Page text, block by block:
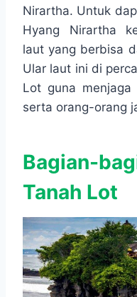
Nirartha. Untuk
Hyang Nirartha
laut yang berbisa
Ular laut ini di
Lot guna
serta orang-orang
Bagian-
Tanah Lot